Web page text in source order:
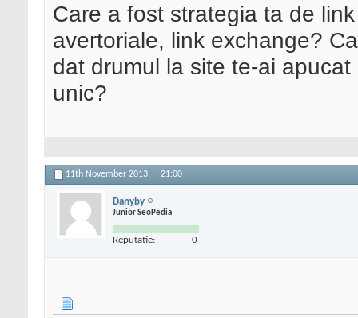
Care a fost strategia ta de
avertoriale, link exchange?
dat drumul la site te-ai
unic?
11th November 2013, 21:00
Danyby
Junior SeoPedia
Reputatie: 0